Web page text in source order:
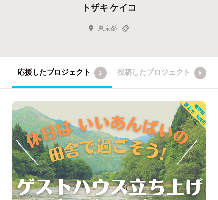
トザキ ケイコ
東京都
応援したプロジェクト 1 投稿したプロジェクト 0